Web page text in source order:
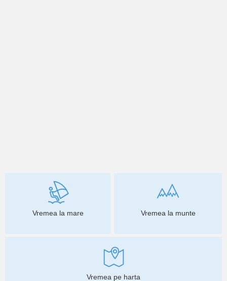
Vremea la mare Vremea la munte
Vremea pe harta